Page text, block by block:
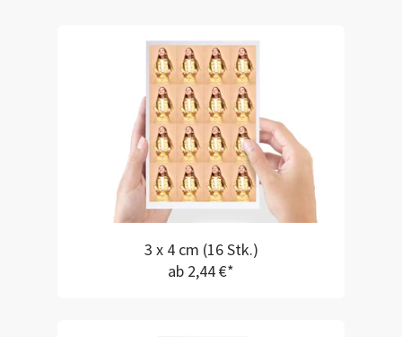
3 x 4 cm (16 Stk.)
ab 2,44 €*